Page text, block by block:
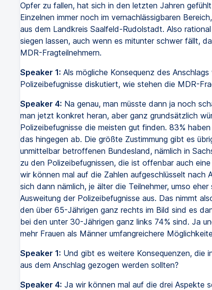
Opfer zu fallen, hat sich in den letzten Jahren
Einzelnen immer noch im vernachlässigbaren
aus dem Landkreis Saalfeld-Rudolstadt. Also
siegen lassen, auch wenn es mitunter schwer fällt,
MDR-Fragteilnehmern.
Speaker 1: Als mögliche Konsequenz des
Polizeibefugnisse diskutiert, wie stehen die MDR-
Speaker 4: Na genau, man müsste dann ja noch
man jetzt konkret heran, aber ganz grundsätzlich
Polizeibefugnisse die meisten gut finden. 83%
das hingegen ab. Die größte Zustimmung gibt es
unmittelbar betroffenen Bundesland, nämlich in
zu den Polizeibefugnissen, die ist offenbar auch
wir können mal auf die Zahlen aufgeschlüsselt nach
sich dann nämlich, je älter die Teilnehmer, umso
Ausweitung der Polizeibefugnisse aus. Das nimmt
den über 65-Jährigen ganz rechts im Bild sind es
bei den unter 30-Jährigen ganz links 74% sind. Ja
mehr Frauen als Männer umfangreichere
Speaker 1: Und gibt es weitere Konsequenzen, die
aus dem Anschlag gezogen werden sollten?
Speaker 4: Ja wir können mal auf die drei Aspekte